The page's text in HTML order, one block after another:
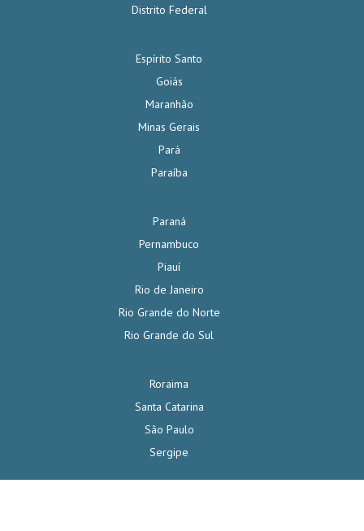
Distrito Federal
Espírito Santo
Goiás
Maranhão
Minas Gerais
Pará
Paraíba
Paraná
Pernambuco
Piauí
Rio de Janeiro
Rio Grande do Norte
Rio Grande do Sul
Roraima
Santa Catarina
São Paulo
Sergipe